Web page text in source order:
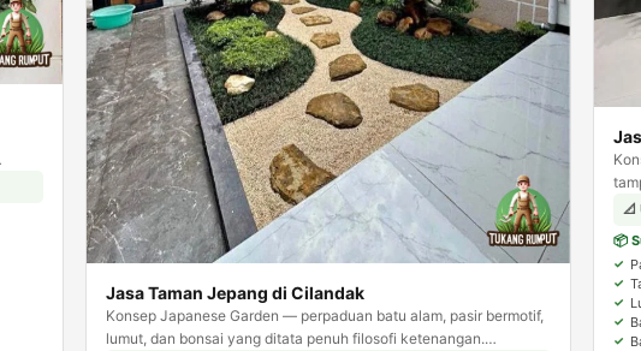
Jasa Taman Jepang di Cilandak
Konsep Japanese Garden — perpaduan batu alam, pasir bermotif,
lumut, dan bonsai yang ditata penuh filosofi ketenangan.
📐
📦